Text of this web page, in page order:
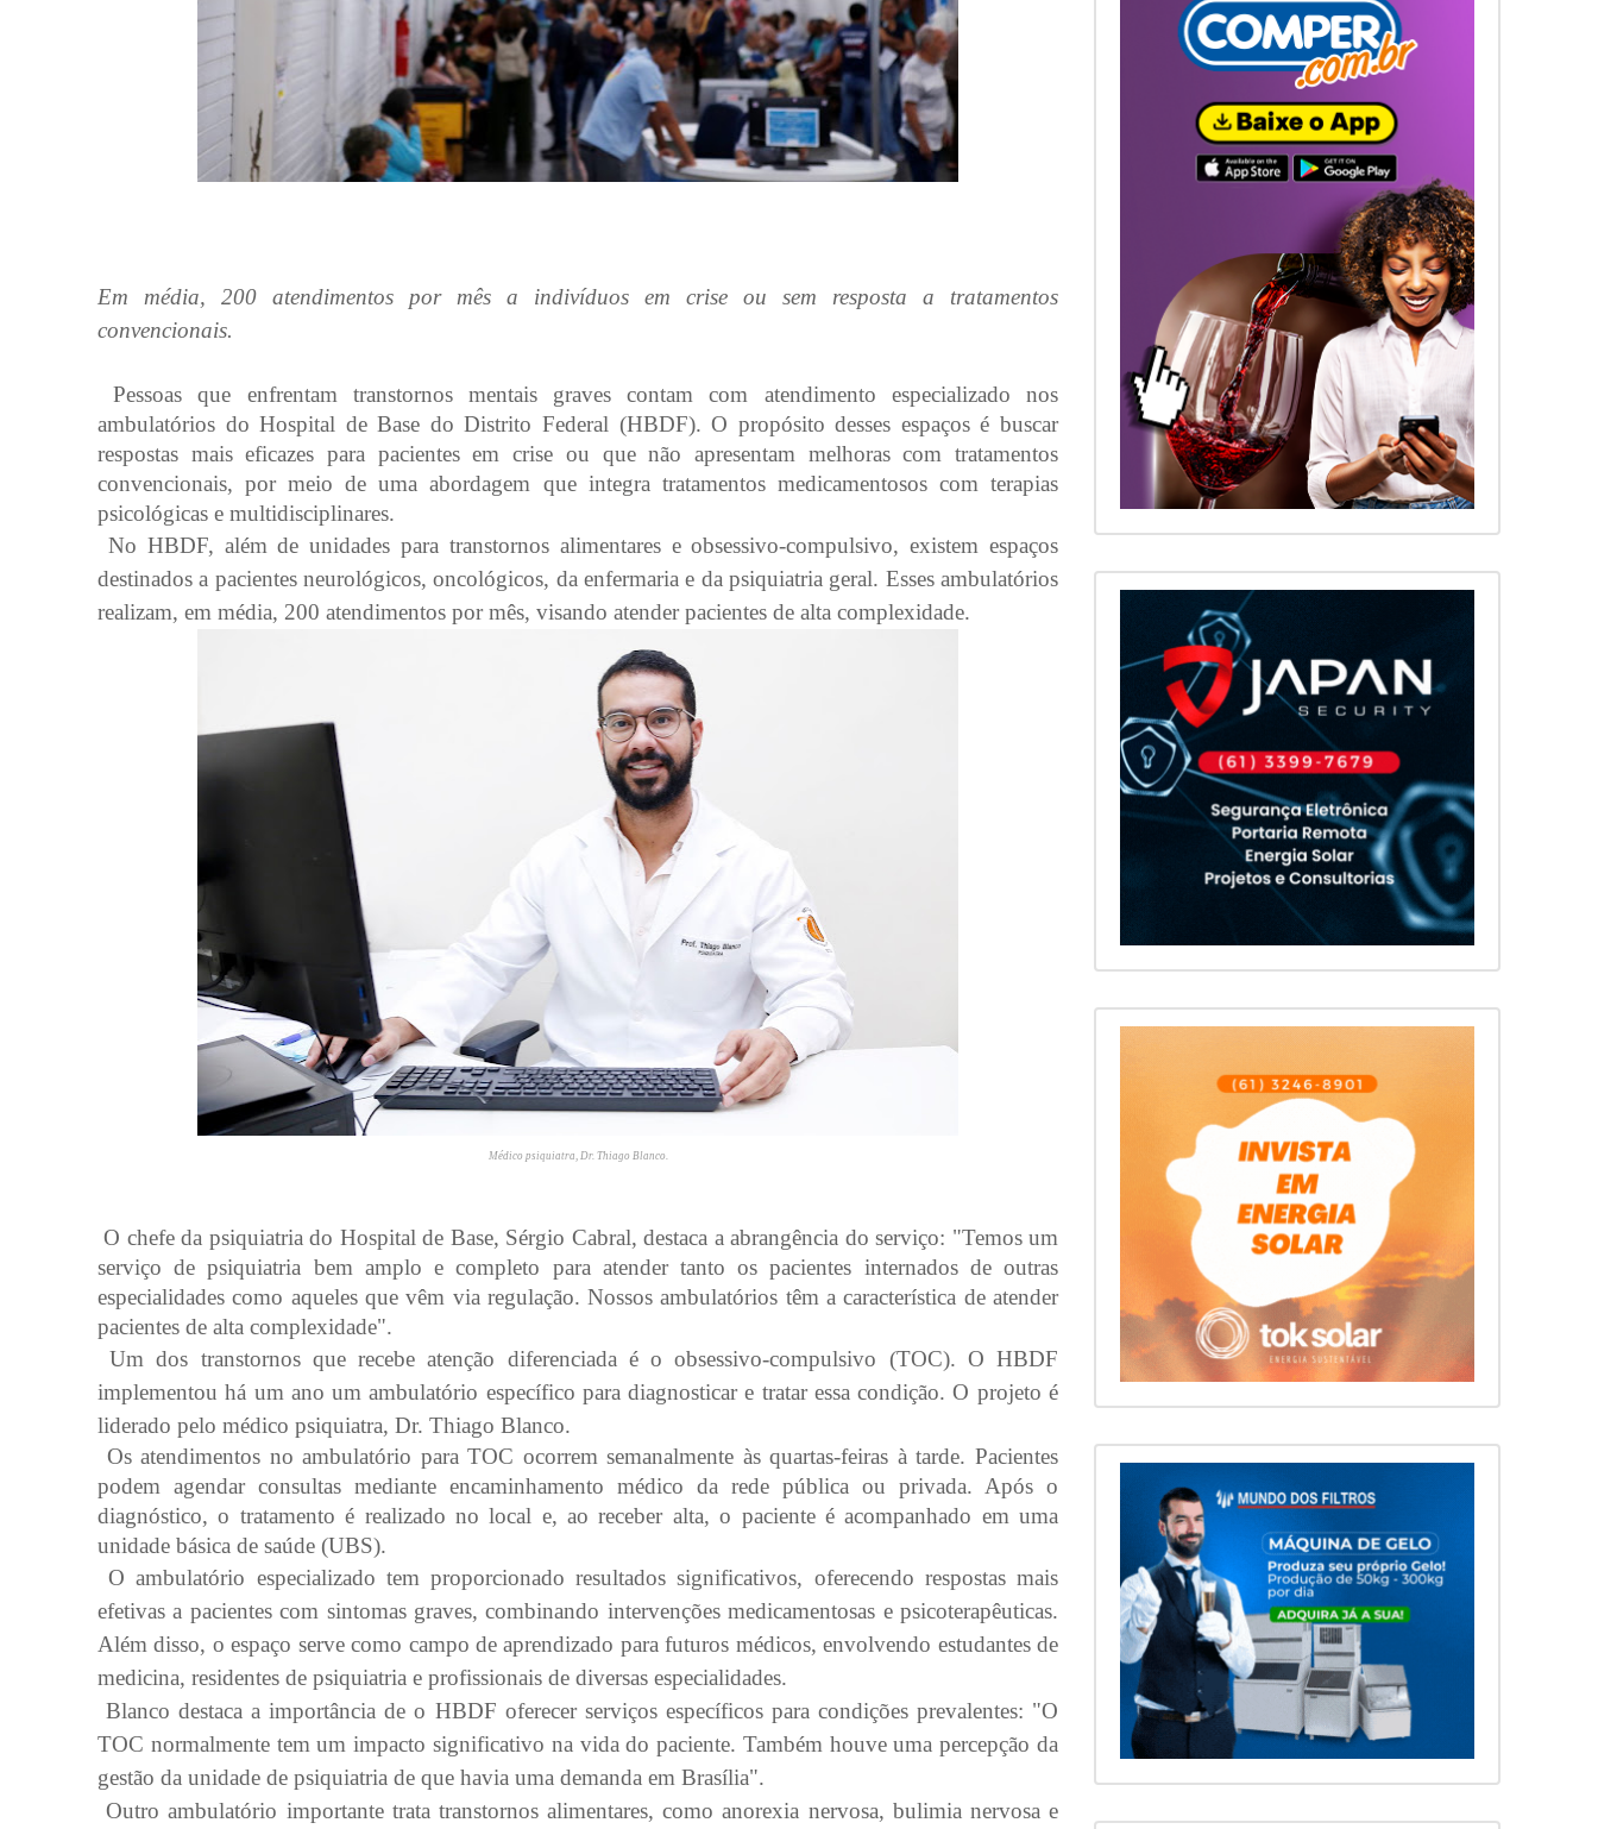
Em média, 200 atendimentos por mês a indivíduos em crise ou sem resposta a tratamentos
convencionais.
Pessoas que enfrentam transtornos mentais graves contam com atendimento especializado nos
ambulatórios do Hospital de Base do Distrito Federal (HBDF). O propósito desses espaços é buscar
respostas mais eficazes para pacientes em crise ou que não apresentam melhoras com tratamentos
convencionais, por meio de uma abordagem que integra tratamentos medicamentosos com terapias
psicológicas e multidisciplinares.
No HBDF, além de unidades para transtornos alimentares e obsessivo-compulsivo, existem espaços
destinados a pacientes neurológicos, oncológicos, da enfermaria e da psiquiatria geral. Esses ambulatórios
realizam, em média, 200 atendimentos por mês, visando atender pacientes de alta complexidade.
Médico psiquiatra, Dr. Thiago Blanco.
O chefe da psiquiatria do Hospital de Base, Sérgio Cabral, destaca a abrangência do serviço: "Temos um
serviço de psiquiatria bem amplo e completo para atender tanto os pacientes internados de outras
especialidades como aqueles que vêm via regulação. Nossos ambulatórios têm a característica de atender
pacientes de alta complexidade".
Um dos transtornos que recebe atenção diferenciada é o obsessivo-compulsivo (TOC). O HBDF
implementou há um ano um ambulatório específico para diagnosticar e tratar essa condição. O projeto é
liderado pelo médico psiquiatra, Dr. Thiago Blanco.
Os atendimentos no ambulatório para TOC ocorrem semanalmente às quartas-feiras à tarde. Pacientes
podem agendar consultas mediante encaminhamento médico da rede pública ou privada. Após o
diagnóstico, o tratamento é realizado no local e, ao receber alta, o paciente é acompanhado em uma
unidade básica de saúde (UBS).
O ambulatório especializado tem proporcionado resultados significativos, oferecendo respostas mais
efetivas a pacientes com sintomas graves, combinando intervenções medicamentosas e psicoterapêuticas.
Além disso, o espaço serve como campo de aprendizado para futuros médicos, envolvendo estudantes de
medicina, residentes de psiquiatria e profissionais de diversas especialidades.
Blanco destaca a importância de o HBDF oferecer serviços específicos para condições prevalentes: "O
TOC normalmente tem um impacto significativo na vida do paciente. Também houve uma percepção da
gestão da unidade de psiquiatria de que havia uma demanda em Brasília".
Outro ambulatório importante trata transtornos alimentares, como anorexia nervosa, bulimia nervosa e